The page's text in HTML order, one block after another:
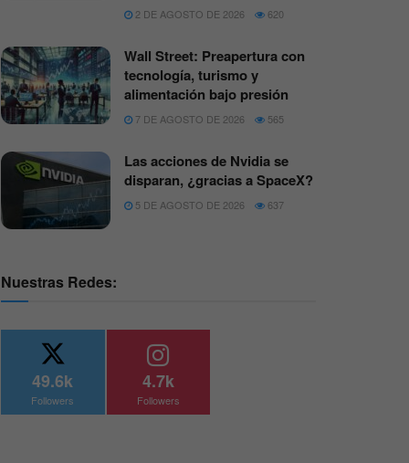
2 DE AGOSTO DE 2026 620
Wall Street: Preapertura con
tecnología, turismo y
alimentación bajo presión
7 DE AGOSTO DE 2026 565
Las acciones de Nvidia se
disparan, ¿gracias a SpaceX?
5 DE AGOSTO DE 2026 637
Nuestras Redes:
49.6k
Followers
4.7k
Followers